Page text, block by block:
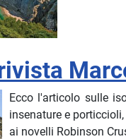
Ecco l'articolo sulle
insenature e
ai novelli Robinson